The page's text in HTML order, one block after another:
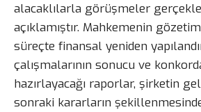
alacaklılarla görüşmeler
açıklamıştır. Mahkemenin
süreçte finansal yeniden
çalışmalarının sonucu ve
hazırlayacağı raporlar, şirketin
sonraki kararların